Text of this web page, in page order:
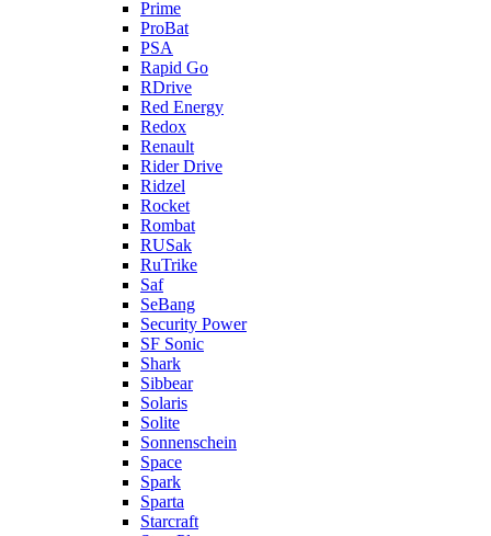
Prime
ProBat
PSA
Rapid Go
RDrive
Red Energy
Redox
Renault
Rider Drive
Ridzel
Rocket
Rombat
RUSak
RuTrike
Saf
SeBang
Security Power
SF Sonic
Shark
Sibbear
Solaris
Solite
Sonnenschein
Space
Spark
Sparta
Starcraft